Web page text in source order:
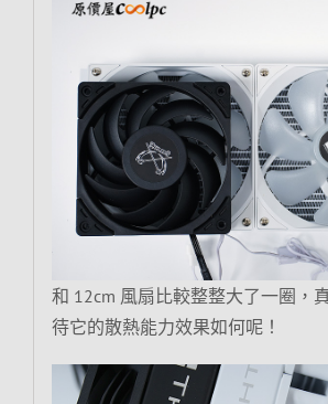
和 12cm 風扇比較整整大了一圈，
待它的散熱能力效果如何呢！